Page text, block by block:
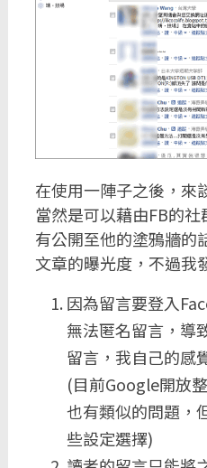
在使用一陣子之後，來
當然是可以藉由FB的
有公開至他的塗鴉牆的
文章的曝光度，不過我
因為留言要登入
無法匿名留言，導
留言，我自己的感
(目前Google開放
也有類似的問題，
些設定選擇)